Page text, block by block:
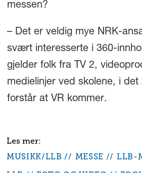
messen?
– Det er veldig mye NRK-
svært interesserte i 360-
gjelder folk fra TV 2,
medielinjer ved skolene, i
forstår at VR kommer.
MUSIKK/LLB MESSE
LLB-